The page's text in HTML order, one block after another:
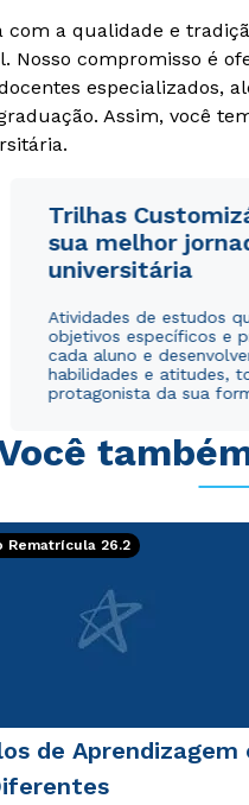
a qualidade e
Nosso compromisso é
especializados,
Assim, você
Trilhas
sua melhor
universitária
Atividades de estudos
objetivos específicos e
cada aluno e
habilidades e atitudes,
protagonista da sua
Rematrícula 26.2
de Aprendizagem
Rápido e
WhatsApp
autorizo que meus
envio de conteúdos
Rápido e
WhatsApp
autorizo que meus
envio de conteúdos